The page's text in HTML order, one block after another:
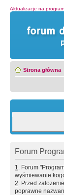
Aktualizacje na
Strona główna
Forum
1. Forum
wyśmiewanie
2. Przed
poprawne